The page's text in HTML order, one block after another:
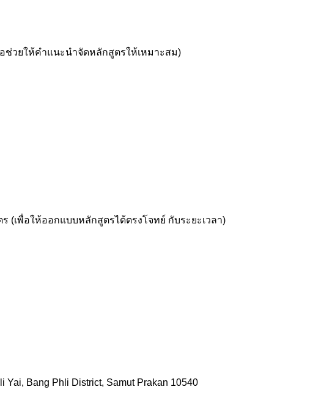
ช่วยให้คำแนะนำจัดหลักสูตรให้เหมาะสม)
(เพื่อให้ออกแบบหลักสูตรได้ตรงโจทย์ กับระยะเวลา)
Yai, Bang Phli District, Samut Prakan 10540